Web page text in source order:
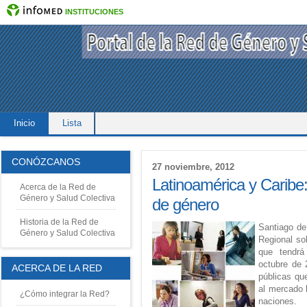
INSTITUCIONES
Inicio Lista
27 noviembre, 2012
Latinoamérica y
de género
Santiago
Regional
que
octubre de
públicas
al mercado
naciones.
CONÓZCANOS
Acerca de la Red de
Género y Salud Colectiva
Historia de la Red de
Género y Salud Colectiva
ACERCA DE LA RED
¿Cómo integrar la Red?